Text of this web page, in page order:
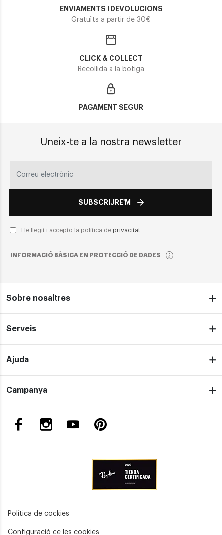
ENVIAMENTS I DEVOLUCIONS
Gratuïts a partir de 30€
CLICK & COLLECT
Recollida a la botiga
PAGAMENT SEGUR
Uneix-te a la nostra newsletter
SUBSCRIURE'M
He llegit i accepto la política de privacitat
INFORMACIÓ BÀSICA EN PROTECCIÓ DE DADES
Sobre nosaltres
Serveis
Ajuda
Campanya
Política de cookies
Configuració de les cookies